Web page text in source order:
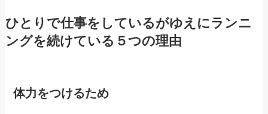
ひとりで仕事をしているがゆえにランニ
ングを続けている５つの理由
体力をつけるため